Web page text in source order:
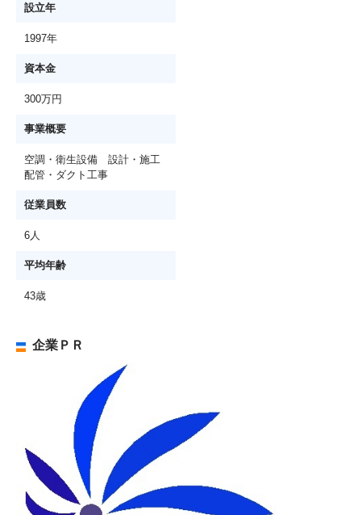
設立年
1997年
資本金
300万円
事業概要
空調・衛生設備 設計・施工
配管・ダクト工事
従業員数
6人
平均年齢
43歳
企業ＰＲ